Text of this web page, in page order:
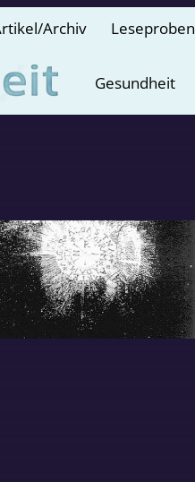
Archiv Leseproben
Gesundheit